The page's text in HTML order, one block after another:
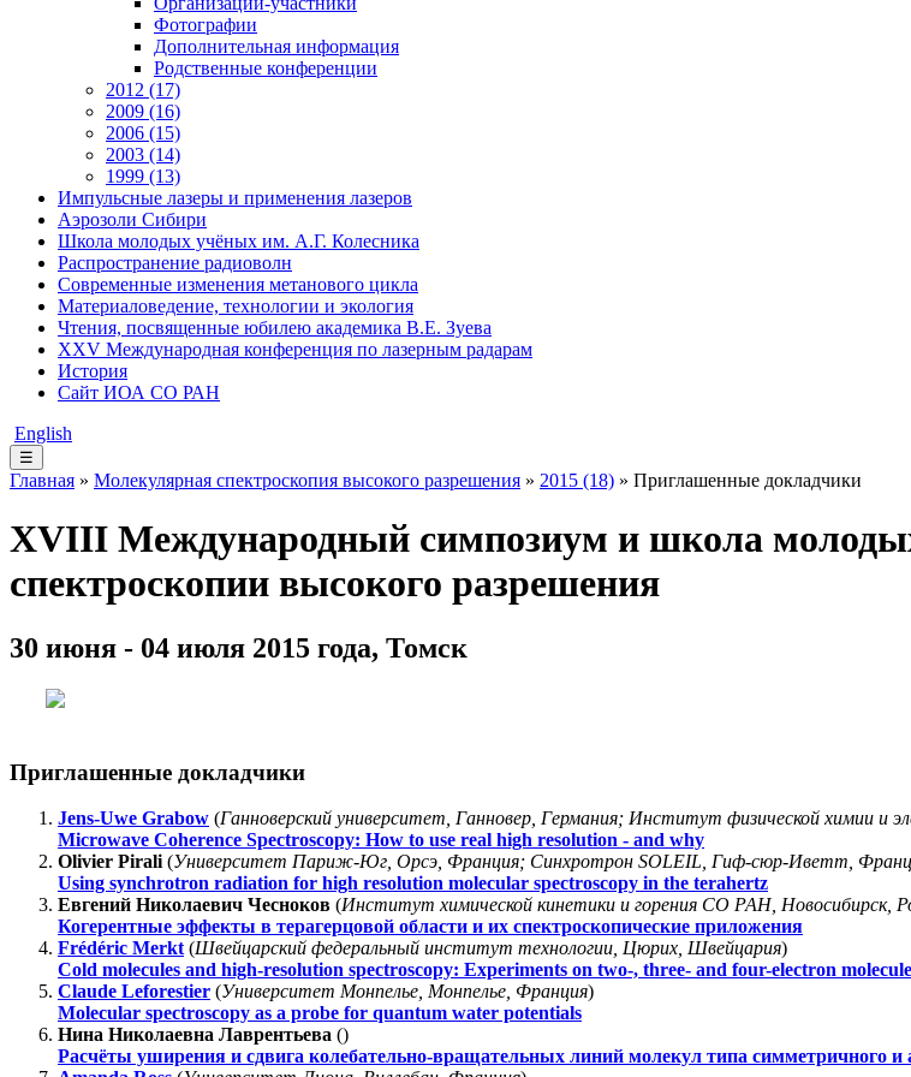
Фотографии
Дополнительная информация
Родственные конференции
2012 (17)
2009 (16)
2006 (15)
2003 (14)
1999 (13)
Импульсные лазеры и применения лазеров
Аэрозоли Сибири
Школа молодых учёных им. А.Г. Колесника
Распространение радиоволн
Современные изменения метанового цикла
Материаловедение, технологии и экология
Чтения, посвященные юбилею академика В.Е. Зуева
XXV Международная конференция по лазерным радарам
История
Сайт ИОА СО РАН
English
☰
Главная » Молекулярная спектроскопия высокого разрешения » 2015 (18) » Приглашенные докладчики
XVIII Международный симпозиум и школа
спектроскопии высокого разрешения
30 июня - 04 июля 2015 года, Томск
Приглашенные докладчики
Jens-Uwe Grabow (Ганноверский университет, Ганновер, Германия; Институт физической химии и
Microwave Coherence Spectroscopy: How to use real high resolution - and why
Olivier Pirali (Университет Париж-Юг, Орсэ, Франция; Синхротрон SOLEIL, Гиф-сюр-Иветт,
Using synchrotron radiation for high resolution molecular spectroscopy in the terahertz
Евгений Николаевич Чесноков (Институт химической кинетики и горения СО РАН, Новосибирск,
Когерентные эффекты в терагерцовой области и их спектроскопические приложения
Frédéric Merkt (Швейцарский федеральный институт технологии, Цюрих, Швейцария)
Cold molecules and high-resolution spectroscopy: Experiments on two-, three- and four-electron
Claude Leforestier (Университет Монпелье, Монпелье, Франция)
Molecular spectroscopy as a probe for quantum water potentials
Нина Николаевна Лаврентьева ()
Расчёты уширения и сдвига колебательно-вращательных линий молекул типа симметричного и